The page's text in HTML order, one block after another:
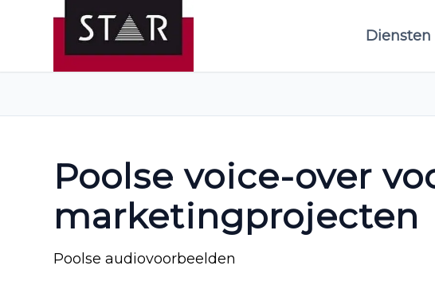
Diensten
Poolse voice-over
marketingprojecten
Poolse audiovoorbeelden